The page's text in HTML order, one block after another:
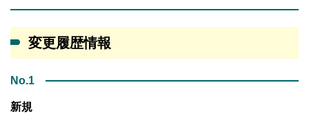
変更履歴情報
No.1
新規